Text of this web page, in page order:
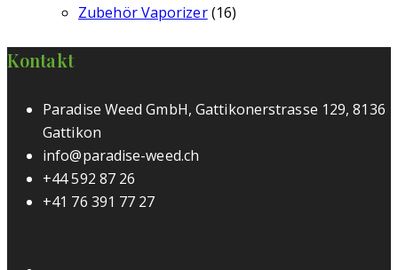
Zubehör Vaporizer(16)
Kontakt
Paradise Weed GmbH, Gattikonerstrasse 129, 8136
Gattikon
info@paradise-weed.ch
+44 592 87 26
+41 76 391 77 27